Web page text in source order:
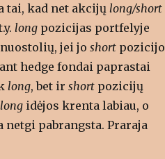
tai, kad net akcijų long/short
longpozicijas portfelyje
jei jo short
hedge fondai paprastai
long, bet ir shortpozicijų
longidėjos krenta labiau, o
pabrangsta. Praraja